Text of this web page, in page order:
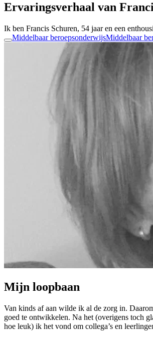
Ervaringsverhaal van
Ik ben Francis Schuren, 54 jaar en een
Middelbaar beroepsonderwijsMiddelbaar
Mijn loopbaan
Van kinds af aan wilde ik al de zorg in.
goed te ontwikkelen. Na het (overigens toch
hoe leuk) ik het vond om collega’s en